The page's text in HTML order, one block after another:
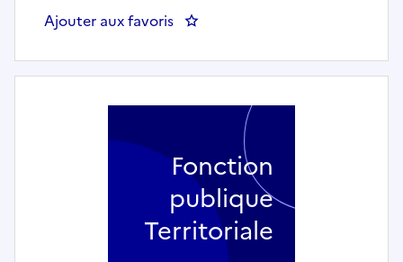
Ajouter aux favoris
Fonction
publique
Territoriale